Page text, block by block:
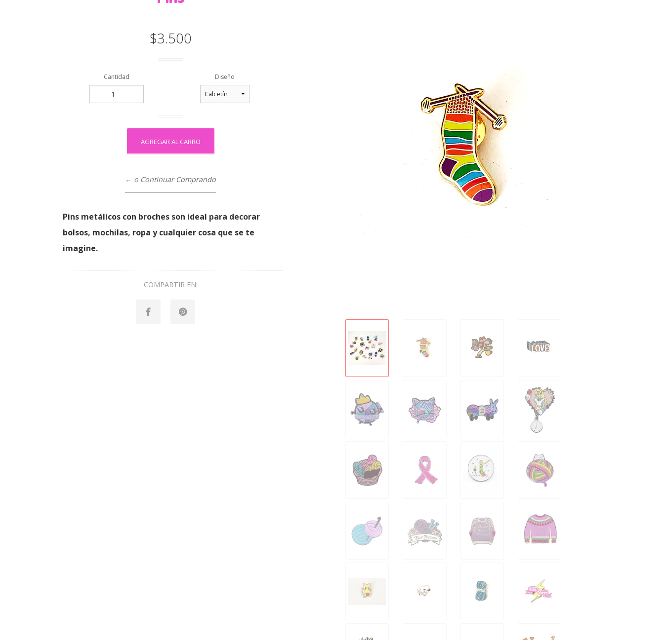
$3.500
Cantidad Diseño
← o Continuar Comprando
Pins metálicos con broches son ideal para decorar
bolsos, mochilas, ropa y cualquier cosa que se te
imagine.
COMPARTIR EN: